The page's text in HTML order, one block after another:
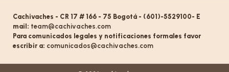
Cachivaches - CR 17 # 166 - 75 Bogotá - (601)-5529100- E
mail: team@cachivaches.com
Para comunicados legales y notificaciones formales favor
escribir a: comunicados@cachivaches.com